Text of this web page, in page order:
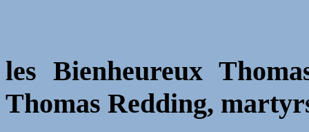
les Bienheureux
Thomas Redding,